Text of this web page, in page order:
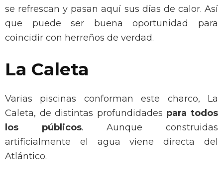
se refrescan y pasan aquí sus días de calor. Así
que puede ser buena oportunidad para
coincidir con herreños de verdad.
La Caleta
Varias piscinas conforman este charco, La
Caleta, de distintas profundidades para todos
los públicos. Aunque construidas
artificialmente el agua viene directa del
Atlántico.